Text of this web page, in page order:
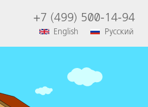
+7 (499) 500-14-94
English Русский